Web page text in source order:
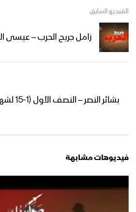
نشيد في خطى زيد –
نشيد بنيان – فرقة أنصار
الفيديو السابق
زامل جريح الحرب – عيسى الليث
بشائر النصر – النصف الأول (1-15 لشهر 9) 2017م
فيديوهات مشابهة